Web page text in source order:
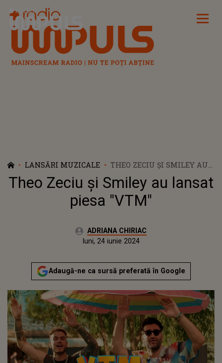
Radio Impuls
LANSĂRI MUZICALE
THEO ZECIU ȘI SMILEY AU
LANSAT PIESA "VTM"
Theo Zeciu și Smiley au lansat
piesa "VTM"
Autor:ADRIANA CHIRIAC
Publicat:
luni, 24 iunie 2024
Adaugă-ne ca sursă preferată în Google